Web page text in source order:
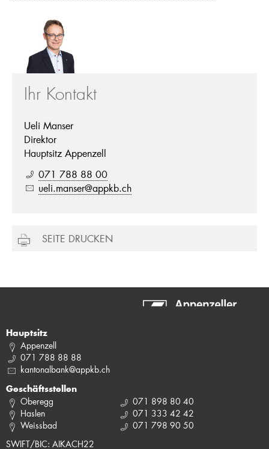
Ihr Kontakt
Ueli Manser
Direktor
Hauptsitz Appenzell
071 788 88 00
ueli.manser@appkb.ch
SEITE DRUCKEN
Hauptsitz
Appenzell
071 788 88 88
kantonalbank@appkb.ch
Geschäftsstellen
Oberegg
Haslen
Weissbad
071 898 80 40
071 333 42 42
071 798 90 50
SWIFT/BIC: AIKACH22